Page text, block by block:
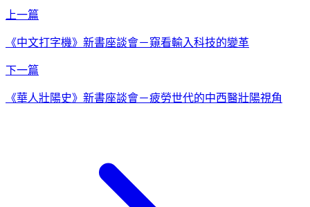
上一篇
《中文打字機》新書座談會－窺看輸入科技的變革
下一篇
《華人壯陽史》新書座談會－疲勞世代的中西醫壯陽視角